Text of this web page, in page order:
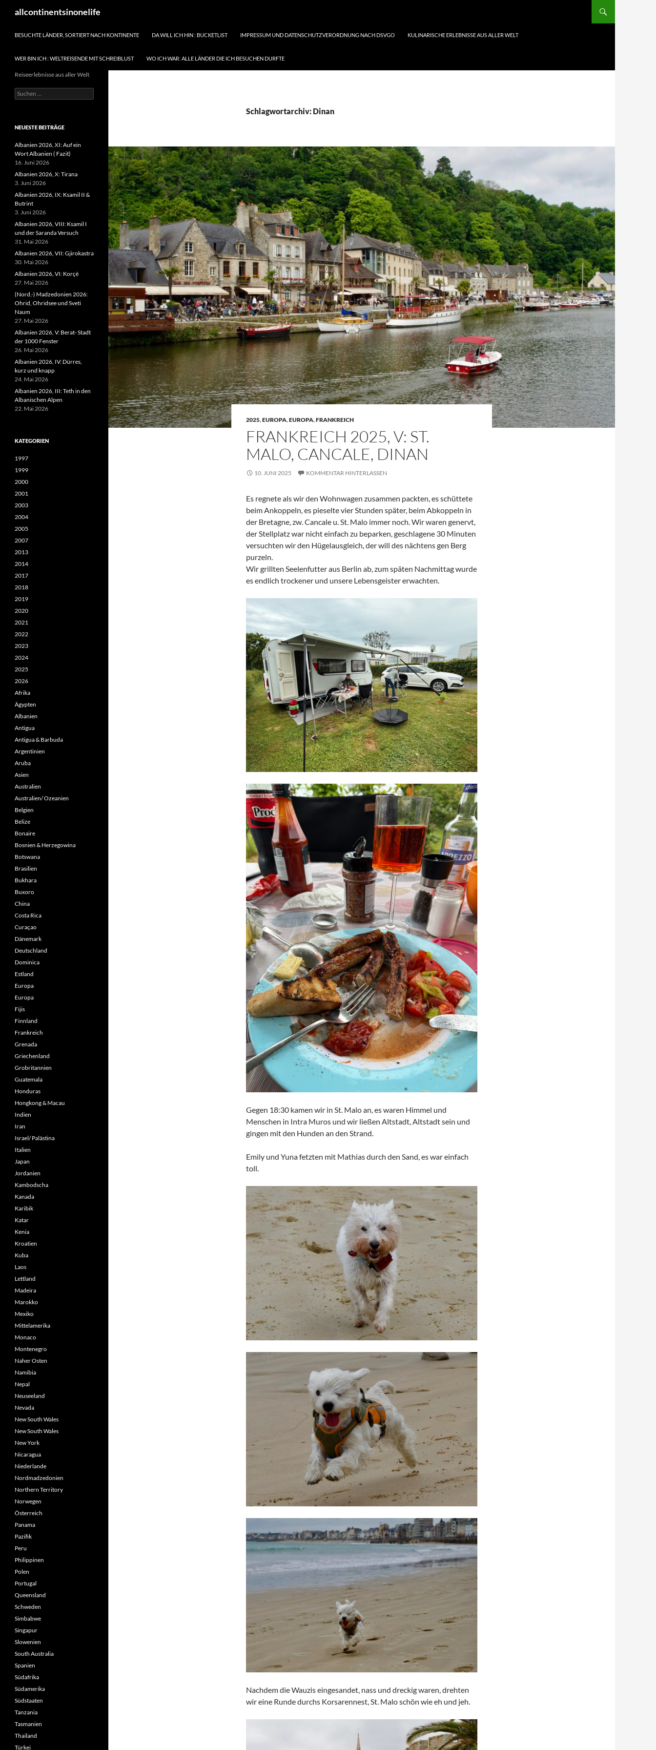
Inhaltallcontinentsinonelife
BESUCHTE LÄNDER, SORTIERT NACH KONTINENTE DA WILL ICH HIN : BUCKETLIST IMPRESSUM UND DATENSCHUTZVERORDNUNG NACH DSVGO KULINARISCHE ERLEBNISSE AUS ALLER WELT
WER BIN ICH : WELTREISENDE MIT SCHREIBLUST WO ICH WAR: ALLE LÄNDER DIE ICH BESUCHEN DURFTE
Schlagwortarchiv: Dinan
2025,EUROPA,EUROPA,FRANKREICH
FRANKREICH 2025, V: ST.
MALO, CANCALE, DINAN
10. JUNI 2025 KOMMENTAR HINTERLASSEN
Es regnete als wir den Wohnwagen zusammen packten, es schüttete
beim Ankoppeln, es pieselte vier Stunden später, beim Abkoppeln in
der Bretagne, zw. Cancale u. St. Malo immer noch. Wir waren genervt,
der Stellplatz war nicht einfach zu beparken, geschlagene 30 Minuten
versuchten wir den Hügelausgleich, der will des nächtens gen Berg
purzeln.
Wir grillten Seelenfutter aus Berlin ab, zum späten Nachmittag wurde
es endlich trockener und unsere Lebensgeister erwachten.
Gegen 18:30 kamen wir in St. Malo an, es waren Himmel und
Menschen in Intra Muros und wir ließen Altstadt, Altstadt sein und
gingen mit den Hunden an den Strand.
Emily und Yuna fetzten mit Mathias durch den Sand, es war einfach
toll.
Nachdem die Wauzis eingesandet, nass und dreckig waren, drehten
wir eine Runde durchs Korsarennest, St. Malo schön wie eh und jeh.
Reiseerlebnisse aus aller Welt
Suchen
nach:
NEUESTE BEITRÄGE
Albanien 2026, XI: Auf ein
Wort Albanien ( Fazit)
16. Juni 2026
Albanien 2026, X: Tirana
3. Juni 2026
Albanien 2026, IX: Ksamil II &
Butrint
3. Juni 2026
Albanien 2026, VIII: Ksamil I
und der Saranda Versuch
31. Mai 2026
Albanien 2026, VII: Gjirokastra
30. Mai 2026
Albanien 2026, VI: Korçë
27. Mai 2026
(Nord,-) Madzedonien 2026:
Ohrid, Ohridsee und Sveti
Naum
27. Mai 2026
Albanien 2026, V: Berat- Stadt
der 1000 Fenster
26. Mai 2026
Albanien 2026, IV: Dürres,
kurz und knapp
24. Mai 2026
Albanien 2026, III: Teth in den
Albanischen Alpen
22. Mai 2026
KATEGORIEN
1997
1999
2000
2001
2003
2004
2005
2007
2013
2014
2017
2018
2019
2020
2021
2022
2023
2024
2025
2026
Afrika
Ägypten
Albanien
Antigua
Antigua & Barbuda
Argentinien
Aruba
Asien
Australien
Australien/ Ozeanien
Belgien
Belize
Bonaire
Bosnien & Herzegowina
Botswana
Brasilien
Bukhara
Buxoro
China
Costa Rica
Curaçao
Dänemark
Deutschland
Dominica
Estland
Europa
Europa
Fijis
Finnland
Frankreich
Grenada
Griechenland
Grobritannien
Guatemala
Honduras
Hongkong & Macau
Indien
Iran
Israel/ Palästina
Italien
Japan
Jordanien
Kambodscha
Kanada
Karibik
Katar
Kenia
Kroatien
Kuba
Laos
Lettland
Madeira
Marokko
Mexiko
Mittelamerika
Monaco
Montenegro
Naher Osten
Namibia
Nepal
Neuseeland
Nevada
New South Wales
New South Wales
New York
Nicaragua
Niederlande
Nordmadzedonien
Northern Territory
Norwegen
Österreich
Panama
Pazifik
Peru
Philippinen
Polen
Portugal
Queensland
Schweden
Simbabwe
Singapur
Slowenien
South Australia
Spanien
Südafrika
Südamerika
Südstaaten
Tanzania
Tasmanien
Thailand
Türkei